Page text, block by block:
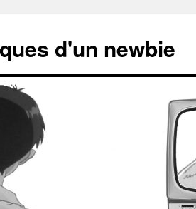
d'un newbie